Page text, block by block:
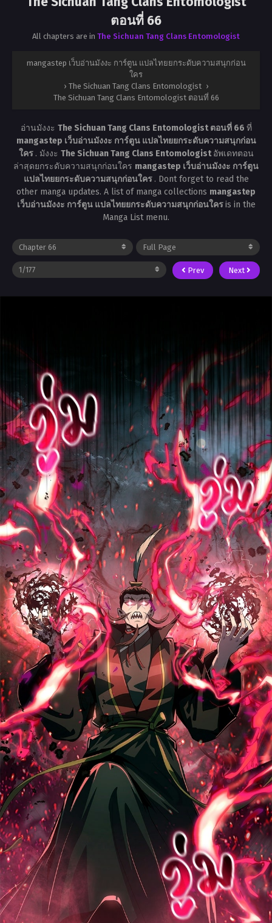
ตอนที่ 66
All chapters are in The Sichuan Tang Clans Entomologist
mangastep เว็บอ่านมังงะ การ์ตูน แปลไทยยกระดับความสนุกก่อน
ใคร
› The Sichuan Tang Clans Entomologist ›
The Sichuan Tang Clans Entomologist ตอนที่ 66
อ่านมังงะ The Sichuan Tang Clans Entomologist ตอนที่ 66 ที่
mangastep เว็บอ่านมังงะ การ์ตูน แปลไทยยกระดับความสนุกก่อน
ใคร . มังงะ The Sichuan Tang Clans Entomologistอัพเดทตอน
ล่าสุดยกระดับความสนุกก่อนใคร mangastep เว็บอ่านมังงะ การ์ตูน
แปลไทยยกระดับความสนุกก่อนใคร . Dont forget to read the
other manga updates. A list of manga collections mangastep
เว็บอ่านมังงะ การ์ตูน แปลไทยยกระดับความสนุกก่อนใครis in the
Manga List menu.
Prev Next